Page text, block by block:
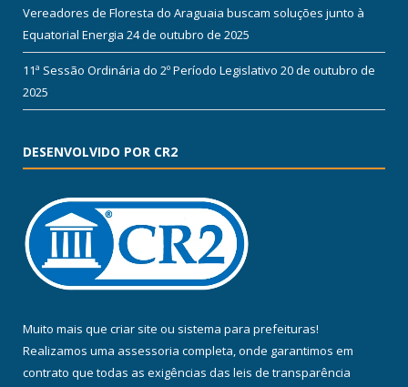
Vereadores de Floresta do Araguaia buscam soluções junto à
Equatorial Energia 24 de outubro de 2025
11ª Sessão Ordinária do 2º Período Legislativo 20 de outubro de
2025
DESENVOLVIDO POR CR2
Muito mais que criar site ou sistema para prefeituras!
Realizamos uma assessoria completa, onde garantimos em
contrato que todas as exigências das leis de transparência